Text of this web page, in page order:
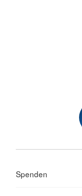
Spenden